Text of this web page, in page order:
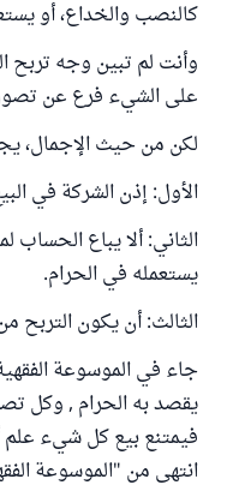
كالنصب والخداع، أو
وأنت لم تبين وجه تربح
على الشيء فرع عن
لكن من حيث الإجمال،
الأول: إذن الشركة في
الثاني: ألا يباع
يستعمله في الحرام.
الثالث: أن يكون التربح
جاء في الموسوعة
يقصد به الحرام , وكل
فيمتنع بيع كل شيء علم
انتهى من "الموسوعة الفقهية